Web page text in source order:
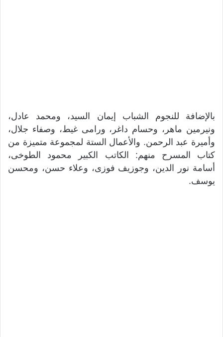
بالإضافة للنجوم الشباب إيمان السيد، ومحمد عادل،
ونيرمين ماهر، وحسام داغر، ورامى غيط، وصفاء جلال،
وأميرة عبد الرحمن. والأعمال الستة لمجموعة متميزة من
كتاب المسرح منهم: الكاتب الكبير محمود الطوخى،
أسامة نور الدين، وجوزيف فوزى، وعلاء حسن، ومحسن
يوسف.